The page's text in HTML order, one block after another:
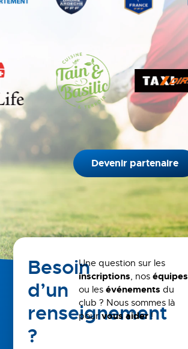
Devenir partenaire
Besoin
d’un
renseignement
?
Une question sur les
inscriptions , nos équipes
ou les événements du
club ? Nous sommes là
pourvous aider!